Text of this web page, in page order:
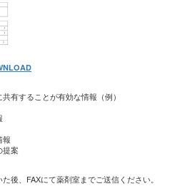
有することが有効な情報（例）
報
提案
後、FAXにて薬剤室までご送信ください。